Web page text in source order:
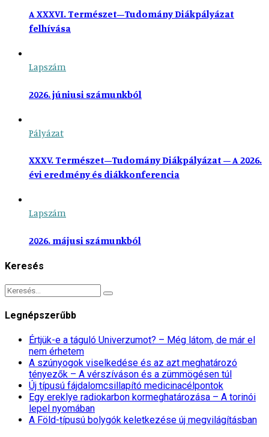
A XXXVI. Természet–Tudomány Diákpályázat
felhívása
Lapszám
2026. júniusi számunkból
Pályázat
XXXV. Természet–Tudomány Diákpályázat – A 2026.
évi eredmény és diákkonferencia
Lapszám
2026. májusi számunkból
Keresés
Legnépszerűbb
Értjük-e a táguló Univerzumot? – Még látom, de már el
nem érhetem
A szúnyogok viselkedése és az azt meghatározó
tényezők – A vérszíváson és a zümmögésen túl
Új típusú fájdalomcsillapító medicinacélpontok
Egy ereklye radiokarbon kormeghatározása – A torinói
lepel nyomában
A Föld-típusú bolygók keletkezése új megvilágításban